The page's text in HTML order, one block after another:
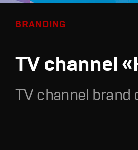
BRANDING
TV channel
TV channel brand